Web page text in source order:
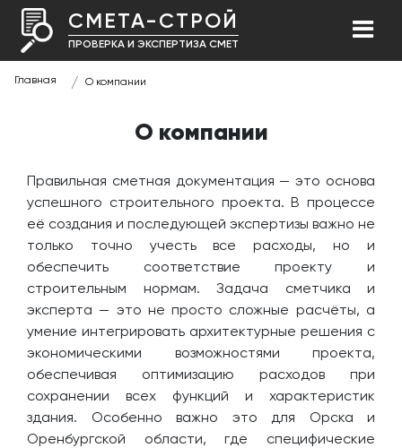
СМЕТА-СТРОЙ
ПРОВЕРКА И ЭКСПЕРТИЗА СМЕТ
Главная О компании
О компании
Правильная сметная документация — это основа
успешного строительного проекта. В процессе
её создания и последующей экспертизы важно не
только точно учесть все расходы, но и
обеспечить соответствие проекту и
строительным нормам. Задача сметчика и
эксперта — это не просто сложные расчёты, а
умение интегрировать архитектурные решения с
экономическими возможностями проекта,
обеспечивая оптимизацию расходов при
сохранении всех функций и характеристик
здания. Особенно важно это для Орска и
Оренбургской области, где специфические